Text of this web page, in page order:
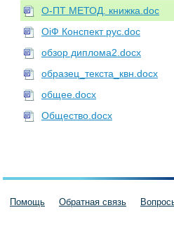
О-ПТ МЕТОД. книжка.doc
ОіФ Конспект рус.doc
обзор диплома2.docx
образец_текста_квн.docx
общее.docx
Общество.docx
Помощь Обратная связь